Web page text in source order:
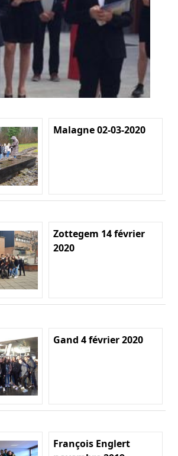
Malagne 02-03-2020
Zottegem 14 février
2020
Gand 4 février 2020
François Englert